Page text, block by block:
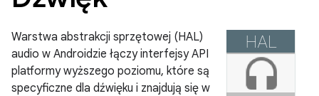
Warstwa abstrakcji sprzętowej (HAL)
audio w Androidzie łączy interfejsy API
platformy wyższego poziomu, które są
specyficzne dla dźwięku i znajdują się w